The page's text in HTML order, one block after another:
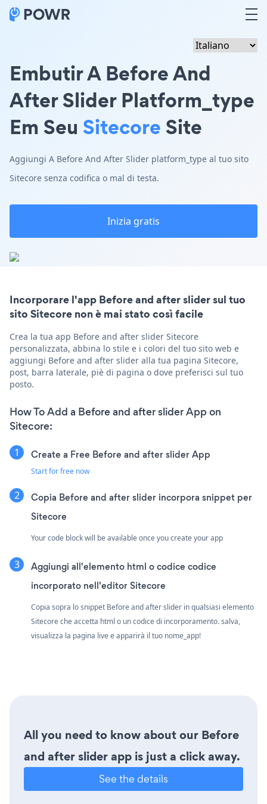
Embutir A Before And
After Slider Platform_type
Em Seu SitecoreSite
Aggiungi A Before And After Slider platform_type al tuo sito
Sitecore senza codifica o mal di testa.
Inizia gratis
Incorporare l'app Before and after slider sul tuo
sito Sitecore non è mai stato così facile
Crea la tua app Before and after slider Sitecore
personalizzata, abbina lo stile e i colori del tuo sito web e
aggiungi Before and after slider alla tua pagina Sitecore,
post, barra laterale, piè di pagina o dove preferisci sul tuo
posto.
How To Add a Before and after slider App on
Sitecore:
Create a Free Before and after slider App
Start for free now
Copia Before and after slider incorpora snippet per
Sitecore
Your code block will be available once you create your app
Aggiungi all'elemento html o codice codice
incorporato nell'editor Sitecore
Copia sopra lo snippet Before and after slider in qualsiasi elemento
Sitecore che accetta html o un codice di incorporamento. salva,
visualizza la pagina live e apparirà il tuo nome_app!
All you need to know about our Before
and after slider app is just a click away.
See the details